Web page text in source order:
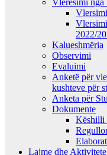
2022/
Kalueshmëria
Observimi
Evaluimi
Anketë për
kushteve për
Anketa për
Dokumente
Këshilli
Elaborat
Lajme dhe Aktivitete